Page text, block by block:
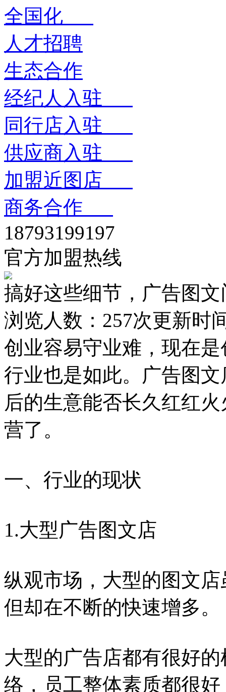
全国化
人才招聘
生态合作
经纪人入驻
同行店入驻
供应商入驻
加盟近图店
商务合作
18793199197
官方加盟热线
搞好这些细节，广告图
浏览人数： 257次更新时
创业容易守业难，现在
行业也是如此。广告图
后的生意能否长久红红
营了。
一、行业的现状
1.大型广告图文店
纵观市场，大型的图文
但却在不断的快速增多。
大型的广告店都有很好
络，员工整体素质都很